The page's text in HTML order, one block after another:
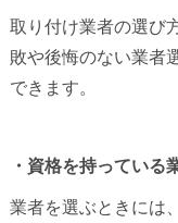
取り付け業者の選び
敗や後悔のない業者
できます。
・資格を持っている
業者を選ぶときには